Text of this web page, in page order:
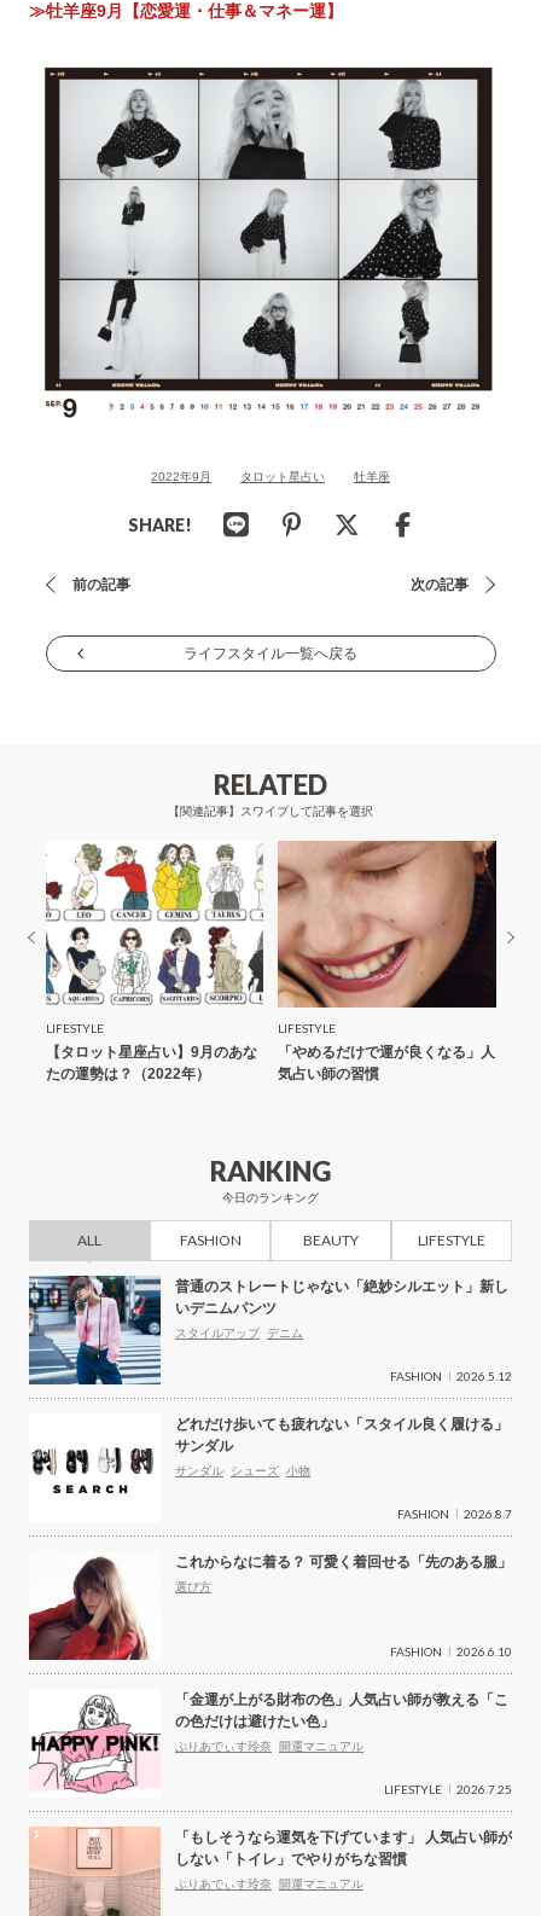
≫牡羊座9月【恋愛運・仕事＆マネー運】
2022年9月 タロット星占い 牡羊座
SHARE!
投
ナ
ン
前の記事 次の記事
ライフスタイル一覧へ戻る
RELATED
【関連記事】スワイプして記事を選択
LIFESTYLE
【タロット星座占い】9月のあな
たの運勢は？（2022年）
LIFESTYLE
「やめるだけで運が良くなる」人
気占い師の習慣
RANKING
今日のランキング
ALL FASHION BEAUTY LIFESTYLE
普通のストレートじゃない「絶妙シルエット」新し
いデニムパンツ
スタイルアップ デニム
FASHION 2026.5.12
どれだけ歩いても疲れない「スタイル良く履ける」
サンダル
サンダル シューズ 小物
FASHION 2026.8.7
これからなに着る？ 可愛く着回せる「先のある服」
選び方
FASHION 2026.6.10
「金運が上がる財布の色」人気占い師が教える「こ
の色だけは避けたい色」
ぷりあでぃす玲奈 開運マニュアル
LIFESTYLE 2026.7.25
「もしそうなら運気を下げています」 人気占い師が
しない「トイレ」でやりがちな習慣
ぷりあでぃす玲奈 開運マニュアル